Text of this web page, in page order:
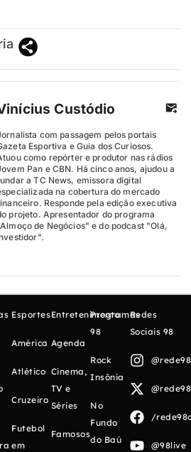
Custódio
com passagem pelos portais
Esportiva e Guia dos Curiosos.
como repórter e produtor nas rádios
Pan e CBN. Há cinco anos, ajudou a
a TC News, emissora digital
na cobertura do mercado
Responde pela edição executiva
projeto. Apresentador do programa
de Negócios" e do podcast "Olá,
Esportes
América
Atlético
Cruzeiro
Futebol
em
Entretenimento
Agenda
Cinema,
TV e
Séries
Famosos
Programas
98
Rock
Insônia
No
Fundo
do Baú
Redes
Sociais 98
/
@98live